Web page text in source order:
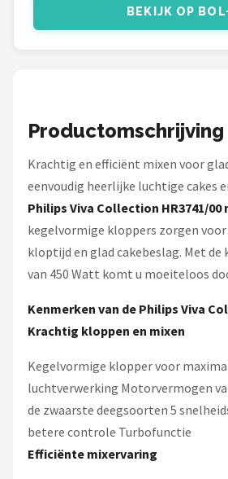
Bartscher
Alle merken →
BEKIJK OP BOL
Productomschrijving
Krachtig en efficiënt mixen voor
eenvoudig heerlijke luchtige cakes
Philips Viva Collection HR3741/00
kegelvormige kloppers zorgen
kloptijd en glad cakebeslag. Met
van 450 Watt komt u moeiteloos
Kenmerken van de Philips Viva
Krachtig kloppen en mixen
Kegelvormige klopper voor
luchtverwerking Motorvermogen
de zwaarste deegsoorten 5
betere controle Turbofunctie
Efficiënte mixervaring